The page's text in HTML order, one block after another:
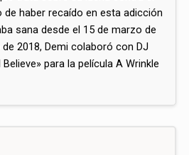
haber recaído en esta adicción
sana desde el 15 de marzo de
2018, Demi colaboró con DJ
para la película A Wrinkle